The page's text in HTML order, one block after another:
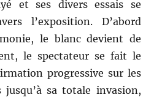
et ses divers essais se
l’exposition. D’abord
le blanc devient de
le spectateur se fait le
progressive sur les
jusqu’à sa totale invasion,